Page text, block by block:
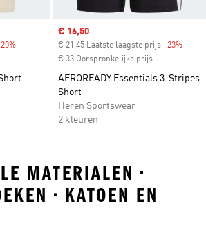
Sale price
€ 16,50
€ 21,45 Laatste laagste prijs -23%
€ 33 Oorspronkelijke prijs
AEROREADY Essentials 3-Stripes
Short
Heren Sportswear
2 kleuren
MATERIALEN •
• KATOEN EN